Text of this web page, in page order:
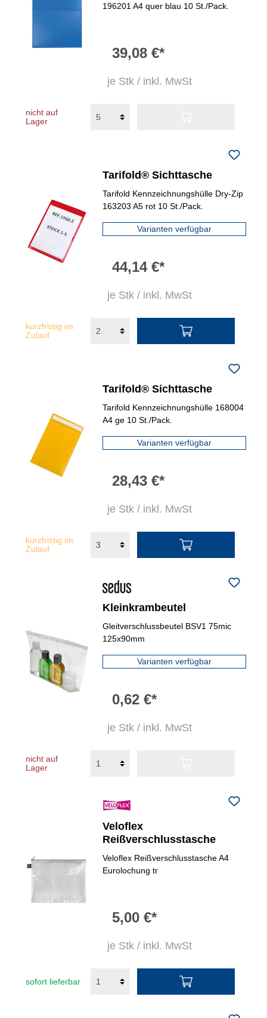
196201 A4 quer blau 10 St./Pack.
39,08 €*
je Stk / inkl. MwSt
nicht auf
Lager
Tarifold® Sichttasche
Tarifold Kennzeichnungshülle Dry-Zip
163203 A5 rot 10 St./Pack.
Varianten verfügbar
44,14 €*
je Stk / inkl. MwSt
kurzfristig im
Zulauf
Tarifold® Sichttasche
Tarifold Kennzeichnungshülle 168004
A4 ge 10 St./Pack.
Varianten verfügbar
28,43 €*
je Stk / inkl. MwSt
kurzfristig im
Zulauf
Kleinkrambeutel
Gleitverschlussbeutel BSV1 75mic
125x90mm
Varianten verfügbar
0,62 €*
je Stk / inkl. MwSt
nicht auf
Lager
Veloflex
Reißverschlusstasche
Veloflex Reißverschlusstasche A4
Eurolochung tr
5,00 €*
je Stk / inkl. MwSt
sofort lieferbar